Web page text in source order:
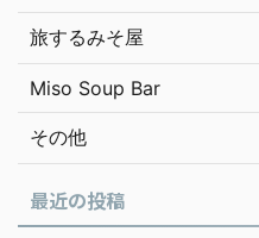
旅するみそ屋
Miso Soup Bar
その他
最近の投稿